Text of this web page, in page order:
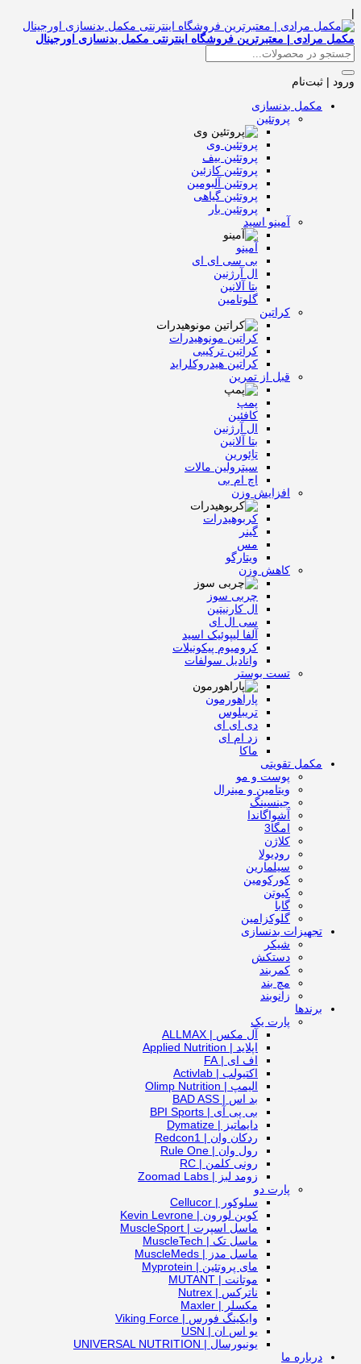
|
مکمل مرادی | معتبرترین فروشگاه اینترنتی مکمل بدنسازی اورجینال
ورود | ثبت‌نام
مکمل بدنسازی
پروتئین
پروتئین وی
پروتئین بیف
پروتئین کازئین
پروتئین آلبومین
پروتئین گیاهی
پروتئین بار
آمینو اسید
آمینو
بی سی ای ای
ال آرژنین
بتا آلانین
گلوتامین
کراتین
کراتین مونوهیدرات
کراتین ترکیبی
کراتین هیدروکلراید
قبل از تمرین
پمپ
کافئین
ال آرژنین
بتا آلانین
تاِئورین
سیترولین مالات
اچ ام بی
افزایش وزن
کربوهیدرات
گینر
مس
ویتارگو
کاهش وزن
چربی سوز
ال کارنیتین
سی ال ای
آلفا لیپوئیک اسید
کرومیوم پیکونیلات
وانادیل سولفات
تست بوستر
پاراهورمون
تریبلوس
دی ای ای
زد ام ای
ماکا
مکمل تقویتی
پوست و مو
ویتامین و مینرال
جینسینگ
آشواگاندا
امگا3
کلاژن
رودیولا
سیلمارین
کورکومین
کیوتن
گابا
گلوکزامین
تجهیزات بدنسازی
شیکر
دستکش
کمربند
مچ بند
زانوبند
برندها
پارت یک
آل مکس | ALLMAX
اپلاید | Applied Nutrition
اف ای | FA
اکتیولب | Activlab
الیمپ | Olimp Nutrition
بد اس | BAD ASS
بی پی آی | BPI Sports
دایماتیز | Dymatize
ردکان وان | Redcon1
رول وان | Rule One
رونی کلمن | RC
زومد لبز | Zoomad Labs
پارت دو
سلوکور | Cellucor
کوین لورون | Kevin Levrone
ماسل اسپرت | MuscleSport
ماسل تک | MuscleTech
ماسل مدز | MuscleMeds
مای پروتئین | Myprotein
موتانت | MUTANT
ناترکس | Nutrex
مکسلر | Maxler
وایکینگ فورس | Viking Force
یو اس ان | USN
یونیورسال | UNIVERSAL NUTRITION
درباره ما